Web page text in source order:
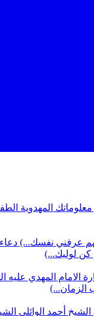
معلوماتك المهدوية
عرفني نفسك...)
كن لوليك...)
الامام المهدي عليه
الزمان...)
الشيخ أحمد الوائلي